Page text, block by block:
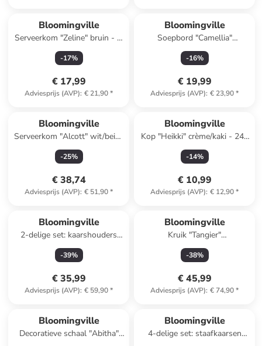
Bloomingville
Serveerkom "Zeline" bruin - Ø
15 cm
-17%
€ 17,99
Adviesprijs (AVP): € 21,90*
Bloomingville
Soepbord "Camellia"
blauw/wit - Ø 22 cm
-16%
€ 19,99
Adviesprijs (AVP): € 23,90*
Bloomingville
Serveerkom "Alcott" wit/beige
- Ø 21 cm
-25%
€ 38,74
Adviesprijs (AVP): € 51,90*
Bloomingville
Kop "Heikki" crème/kaki - 240
ml
-14%
€ 10,99
Adviesprijs (AVP): € 12,90*
Bloomingville
2-delige set: kaarshouders
''Mamie'' beige/bruin
-39%
€ 35,99
Adviesprijs (AVP): € 59,90*
Bloomingville
Kruik "Tangier"
mintgroen/oranje - 2,14 l
-38%
€ 45,99
Adviesprijs (AVP): € 74,90*
Bloomingville
Decoratieve schaal "Abitha"
Bloomingville
4-delige set: staafkaarsen